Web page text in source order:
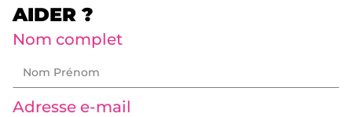
AIDER ?
Nom complet
Adresse e-mail